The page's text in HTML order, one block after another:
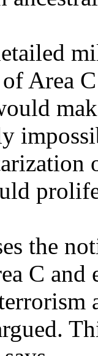
of Area
the
C and
.